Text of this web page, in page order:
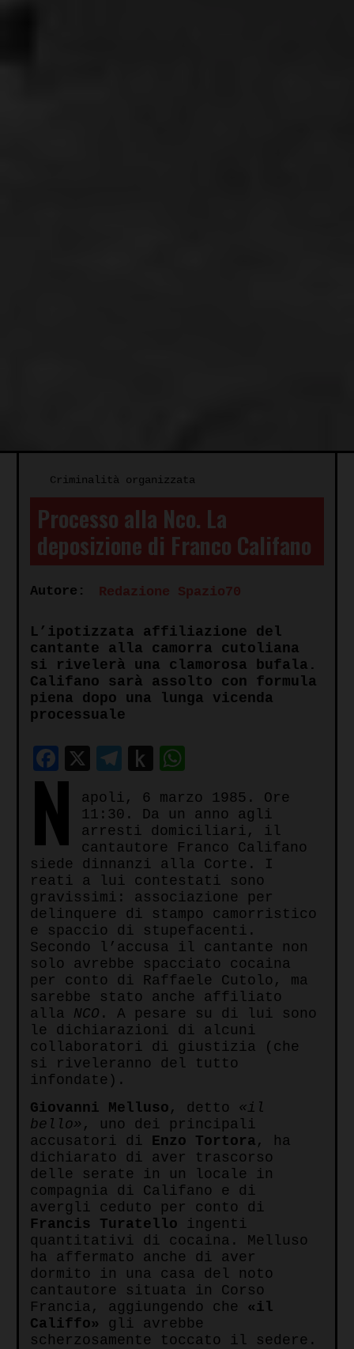
Criminalità organizzata
Processo alla Nco. La
deposizione di Franco Califano
Autore: Redazione Spazio70
L’ipotizzata affiliazione del
cantante alla camorra cutoliana
si rivelerà una clamorosa bufala.
Califano sarà assolto con formula
piena dopo una lunga vicenda
processuale
Facebook
X Telegram
Push
Kindle
N apoli, 6 marzo 1985. Ore
11:30. Da un anno agli
arresti domiciliari, il
cantautore Franco Califano
siede dinnanzi alla Corte. I
reati a lui contestati sono
gravissimi: associazione per
delinquere di stampo camorristico
e spaccio di stupefacenti.
Secondo l’accusa il cantante non
solo avrebbe spacciato cocaina
per conto di Raffaele Cutolo, ma
sarebbe stato anche affiliato
alla NCO . A pesare su di lui sono
le dichiarazioni di alcuni
collaboratori di giustizia (che
si riveleranno del tutto
infondate).
Giovanni Melluso , detto «il
bello» , uno dei principali
accusatori di Enzo Tortora , ha
dichiarato di aver trascorso
delle serate in un locale in
compagnia di Califano e di
avergli ceduto per conto di
Francis Turatello ingenti
quantitativi di cocaina. Melluso
ha affermato anche di aver
dormito in una casa del noto
cantautore situata in Corso
Francia, aggiungendo che «il
Califfo» gli avrebbe
scherzosamente toccato il sedere.